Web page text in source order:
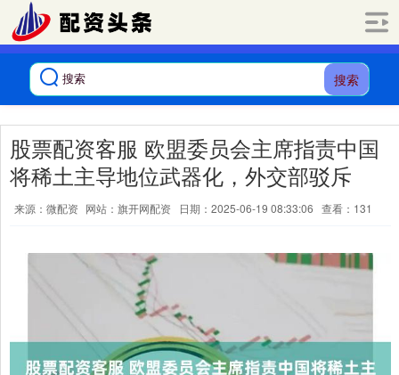
搜索
股票配资客服 欧盟委员会主席指责中国
将稀土主导地位武器化，外交部驳斥
来源：微配资 网站：旗开网配资 日期：2025-06-19 08:33:06 查看：131